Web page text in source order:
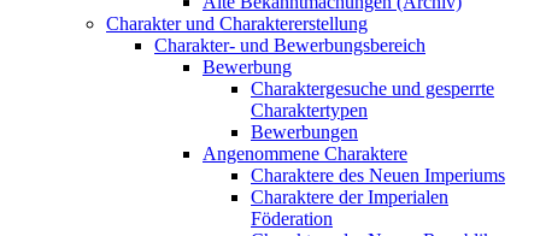
Charakter und Charaktererstellung
Charakter- und Bewerbungsbereich
Bewerbung
Charaktergesuche und gesperrte
Charaktertypen
Bewerbungen
Angenommene Charaktere
Charaktere des Neuen Imperiums
Charaktere der Imperialen
Föderation